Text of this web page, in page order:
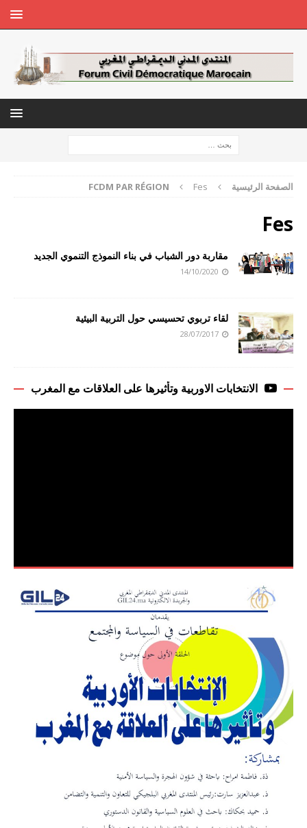
الصفحة الرئيسية FCDM PAR RÉGION Fes
Fes
مقاربة دور الشباب في بناء النموذج التنموي الجديد
14/10/2020
لقاء تربوي تحسيسي حول التربية البيئية
28/07/2017
الانتخابات الاوربية وتأثيرها على العلاقات مع المغرب